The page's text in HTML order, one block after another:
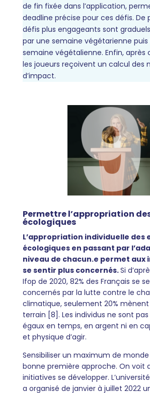
de fin fixée dans l’application,
deadline précise pour ces défis. De
défis plus engageants sont
par une semaine végétarienne
semaine végétalienne. Enfin, après
les joueurs reçoivent un calcul des
d’impact.
Permettre l’appropriation
écologiques
L’appropriation individuelle des
écologiques en passant par
niveau de chacun.e permet aux
se sentir plus concernés.Si
Ifop de 2020, 82% des Français se
concernés par la lutte contre le
climatique, seulement 20%
terrain [8]. Les individus ne sont
égaux en temps, en argent ni en
et physique d’agir.
Sensibiliser un maximum de
bonne première approche. On voit
initiatives se développer.
a organisé de janvier à juillet 2022